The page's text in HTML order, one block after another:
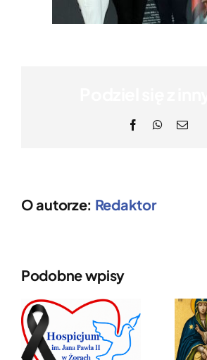
FacebookWhatsApp
O autorze: Redaktor
Podobne wpisy